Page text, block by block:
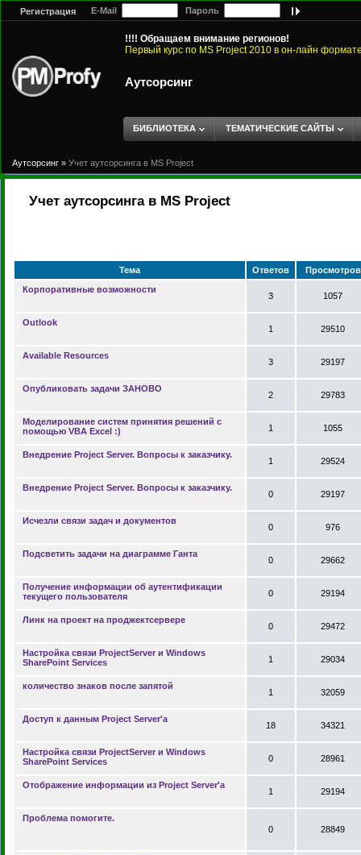
Регистрация E-Mail Пароль
!!!! Обращаем внимание регионов!
Первый курс по MS Project 2010 в он-лайн
Аутсорсинг
БИБЛИОТЕКА ТЕМАТИЧЕСКИЕ САЙТЫ
Аутсорсинг » Учет аутсорсинга в MS Project
Учет аутсорсинга в MS Project
Тема Ответов
Просмотров
Корпоративные возможности
3 1057
Outlook
1 29510
Available Resources
3 29197
Опубликовать задачи ЗАНОВО
2 29783
Mоделирование систем принятия решений с
помощью VBA Excel :)
1 1055
Внедрение Project Server. Вопросы к заказчику.
1 29524
Внедрение Project Server. Вопросы к заказчику.
0 29197
Исчезли связи задач и документов
0 976
Подсветить задачи на диаграмме Ганта
0 29662
Получение информации об аутентификации
текущего пользователя
0 29194
Линк на проект на проджектсервере
0 29472
Настройка связи ProjectServer и Windows
SharePoint Services
1 29034
количество знаков после запятой
1 32059
Доступ к данным Project Server'a
18 34321
Настройка связи ProjectServer и Windows
SharePoint Services
0 28961
Отображение информации из Project Server'a
1 29194
Проблема помогите.
0
28849